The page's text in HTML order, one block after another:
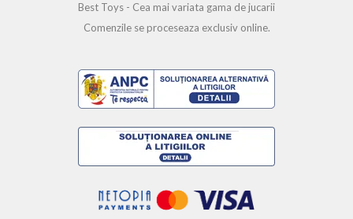
Best Toys - Cea mai variata gama de jucarii
Comenzile se proceseaza exclusiv online.